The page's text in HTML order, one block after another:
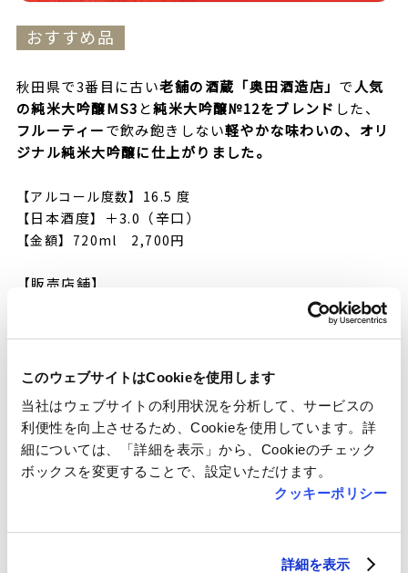
このウェブサイトはCookieを使用します
当社はウェブサイトの利用状況を分析して、サービスの
利便性を向上させるため、Cookieを使用しています。詳
細については、「詳細を表示」から、Cookieのチェック
ボックスを変更することで、設定いただけます。
クッキーポリシー
詳細を表示
おすすめ品
秋田県で3番目に古い老舗の酒蔵「奥田酒造店」 で人気
の純米大吟醸MS3 と純米大吟醸№12をブレンド した、
フルーティーで飲み飽きしない軽やかな味わいの、オリ
ジナル純米大吟醸に仕上がりました。
【アルコール度数】16.5 度
【日本酒度】 ＋3.0（辛口）
【金額】720ml 2,700円
【販売店舗】
【主な販売場所】 ・おみやげ処こまち苑(秋田駅)
・東北MONO WEB SHOP(秋田駅)